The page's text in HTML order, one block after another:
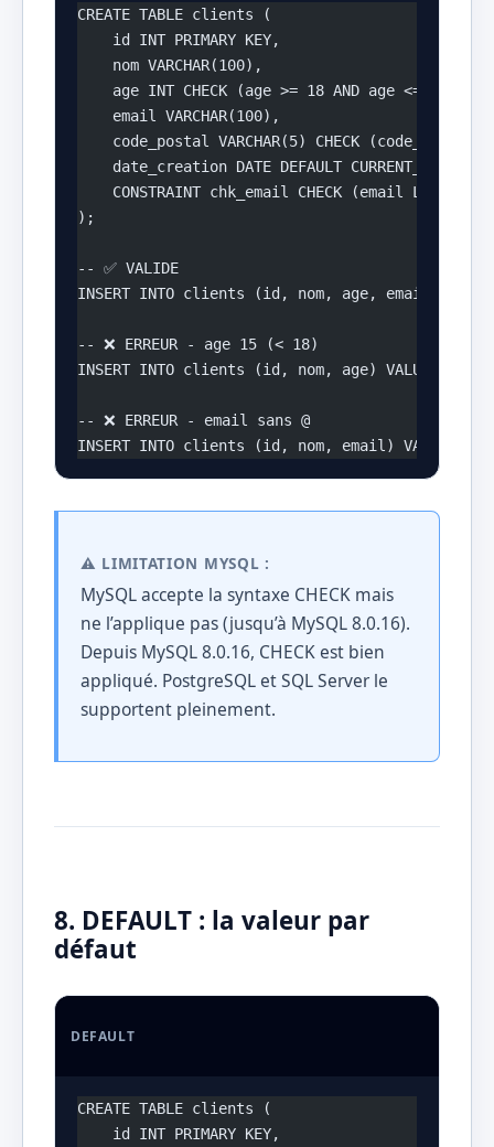
CREATE TABLE clients (
    id INT PRIMARY KEY,
    nom VARCHAR(100),
age INT CHECK (age >= 18 AND age <= 120),
    email VARCHAR(100),
code_postal VARCHAR(5) CHECK (code_postal
    date_creation DATE DEFAULT CURRENT_DATE,
CONSTRAINT chk_email CHECK (email LIKE
);
-- ✅ VALIDE
INSERT INTO clients (id, nom, age, email)
-- ❌ ERREUR - age 15 (< 18)
INSERT INTO clients (id, nom, age) VALUES
-- ❌ ERREUR - email sans @
INSERT INTO clients (id, nom, email) VALUES
⚠️ LIMITATION MYSQL :
MySQL accepte la syntaxe CHECK mais
ne l’applique pas (jusqu’à MySQL 8.0.16).
Depuis MySQL 8.0.16, CHECK est bien
appliqué. PostgreSQL et SQL Server le
supportent pleinement.
8. DEFAULT : la valeur par
défaut
DEFAULT
CREATE TABLE clients (
    id INT PRIMARY KEY,